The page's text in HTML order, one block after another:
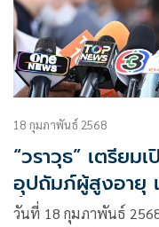
18 กุมภาพันธ์ 2568
“วราวุธ” เตรีย
อุปถัมภ์ผู้สูงอายุ
ทั้งที่ขอมา กว่า
วันที่ 18 กุมภาพันธ์